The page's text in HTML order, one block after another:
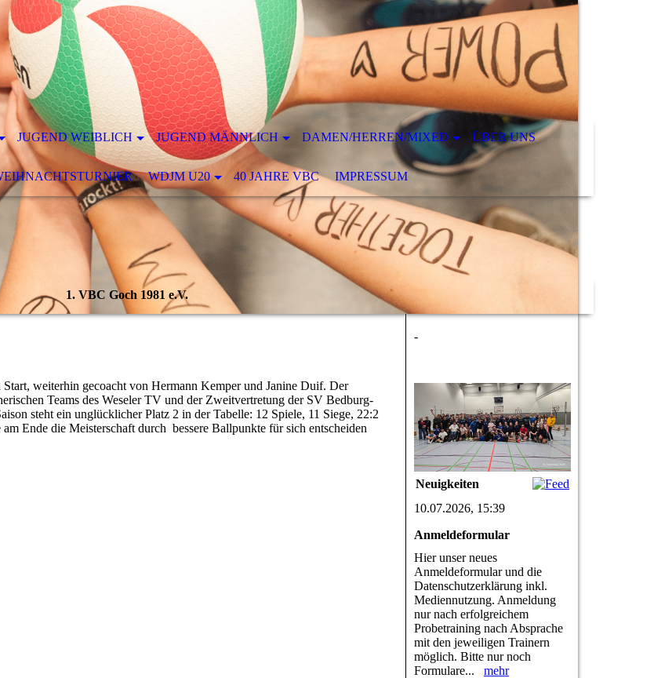
JUGEND WEIBLICH JUGEND MÄNNLICH DAMEN/HERREN/MIXED ÜBER UNS
WDJM U20 40 JAHRE VBC IMPRESSUM
1. VBC Goch 1981 e.V.
weiterhin gecoacht von Hermann Kemper und Janine Duif. Der
Teams des Weseler TV und der Zweitvertretung der SV Bedburg-
steht ein unglücklicher Platz 2 in der Tabelle: 12 Spiele, 11 Siege, 22:2
Ende die Meisterschaft durch bessere Ballpunkte für sich entscheiden
-
Neuigkeiten
10.07.2026, 15:39
Anmeldeformular
Hier unser neues
Anmeldeformular und die
Datenschutzerklärung inkl.
Mediennutzung. Anmeldung
nur nach erfolgreichem
Probetraining nach Absprache
mit den jeweiligen Trainern
möglich. Bitte nur noch
Formulare... mehr